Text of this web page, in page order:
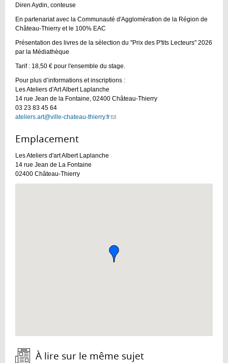
Diren Aydin, conteuse
En partenariat avec la Communauté d'Agglomération de la Région de
Château-Thierry et le 100% EAC
Présentation des livres de la sélection du "Prix des P'tits Lecteurs" 2026
par la Médiathèque
Tarif : 18,50 € pour l'ensemble du stage.
Pour plus d’informations et inscriptions :
Les Ateliers d'Art Albert Laplanche
14 rue Jean de la Fontaine, 02400 Château-Thierry
03 23 83 45 64
ateliers.art@ville-chateau-thierry.fr(link
Emplacement :
Les Ateliers d'art Albert Laplanche
14 rue Jean de La Fontaine
02400 Château-Thierry
À lire sur le même sujet :